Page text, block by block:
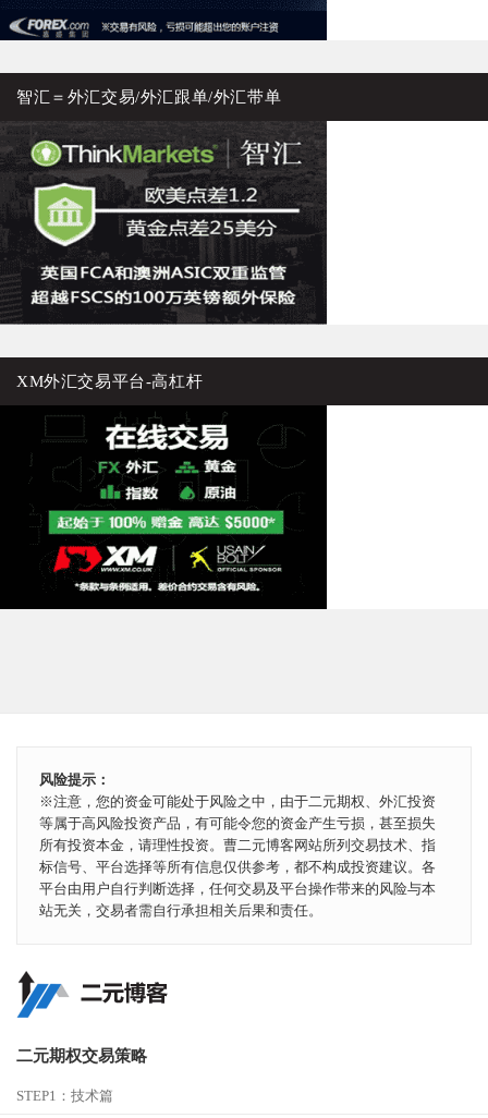
智汇＝外汇交易/外汇跟单/外汇带单
XM外汇交易平台-高杠杆
风险提示：
※注意，您的资金可能处于风险之中，由于二元期权、外汇投资
等属于高风险投资产品，有可能令您的资金产生亏损，甚至损失
所有投资本金，请理性投资。曹二元博客网站所列交易技术、指
标信号、平台选择等所有信息仅供参考，都不构成投资建议。各
平台由用户自行判断选择，任何交易及平台操作带来的风险与本
站无关，交易者需自行承担相关后果和责任。
二元期权交易策略
STEP1： 技术篇